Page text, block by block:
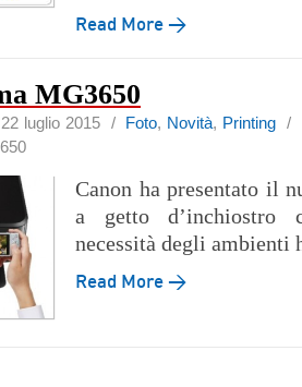
Read More →
MG3650
luglio 2015 / Foto, Novità, Printing /
Canon ha presentato il
a getto d’inchiostro
necessità degli ambienti
Read More →